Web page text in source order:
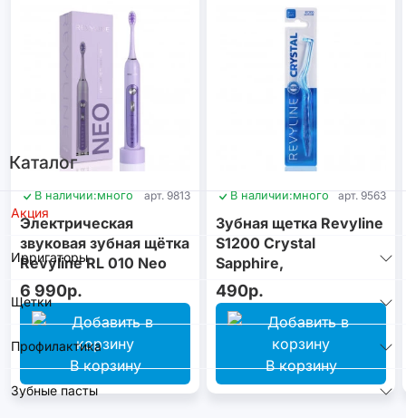
Каталог
Акция
Ирригаторы
Щетки
Профилактика
Зубные пасты
В наличии:много арт. 9813
Электрическая
звуковая зубная щётка
Revyline RL 010 Neo
Violet
6 990р.
В корзину
В наличии:много арт. 9563
Зубная щетка Revyline
S1200 Crystal
Sapphire,
монопучковая
490р.
В корзину